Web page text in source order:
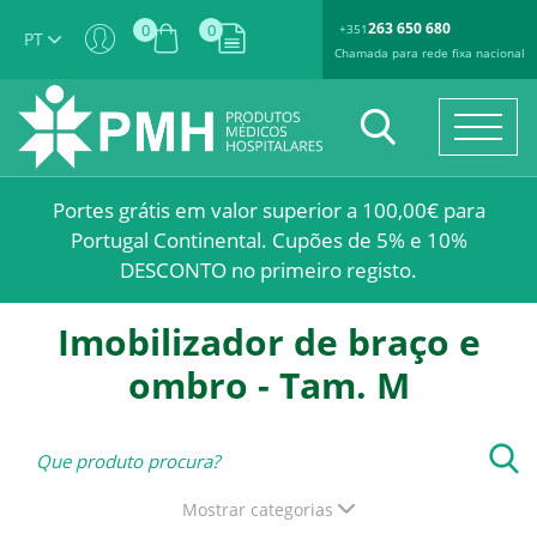
PT 0 0 +351263 650 680
Chamada para rede fixa nacional
Portes grátis em valor superior a 100,00€ para
Portugal Continental. Cupões de 5% e 10%
DESCONTO no primeiro registo.
Imobilizador de braço e
ombro - Tam. M
Mostrar categorias